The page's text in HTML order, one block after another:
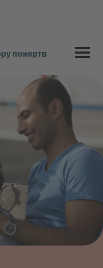
пожертв